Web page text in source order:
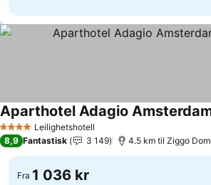
4 StjernerLeilighetshotell
Aparthotel Adagio
8,9 Fantastisk 3 149 4.5 km til Ziggo
Fra 1 036 kr